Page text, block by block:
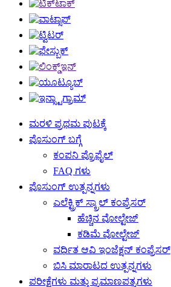
ಮರಳಿ ಪ್ರಥಮ ಪುಟಕ್ಕೆ
ಪೊಸುಂಗ್ ಬಗ್ಗೆ
ಕಂಪನಿ ಪ್ರೊಫೈಲ್
FAQ ಗಳು
ಪೊಸುಂಗ್ ಉತ್ಪನ್ನಗಳು
ಎಲೆಕ್ಟ್ರಿಕ್ ಸ್ಕ್ರಾಲ್ ಕಂಪ್ರೆಸರ್
ಹೆಚ್ಚಿನ ವೋಲ್ಟೇಜ್
ಕಡಿಮೆ ವೋಲ್ಟೇಜ್
ವರ್ಧಿತ ಆವಿ ಇಂಜೆಕ್ಷನ್ ಕಂಪ್ರೆಸರ್
ಬಿಸಿ ಮಾರಾಟದ ಉತ್ಪನ್ನಗಳು
ಪರೀಕ್ಷೆಗಳು ಮತ್ತು ಪ್ರಮಾಣಪತ್ರಗಳು